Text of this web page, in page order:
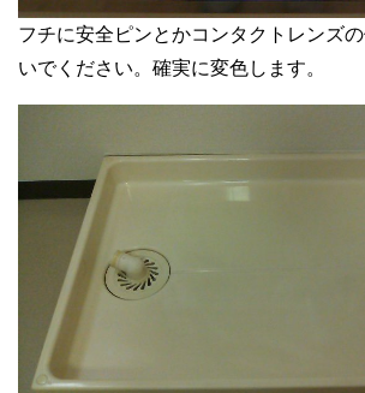
フチに安全ピンとかコンタクトレンズ
いでください。確実に変色します。